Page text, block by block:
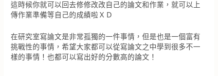
這時候你就可以回去修修改改自己的論文和作業，就可以上
傳作業準備等自己的成績啦ＸＤ
在研究室寫論文是非常孤獨的一件事情，但是也是一個富有
挑戰性的事情，希望大家都可以從寫論文之中學到很多不一
樣的事情！也都可以寫出好的分數高的論文！